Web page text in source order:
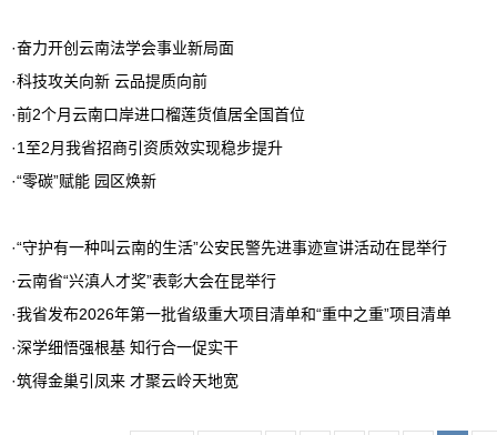
·奋力开创云南法学会事业新局面
·科技攻关向新 云品提质向前
·前2个月云南口岸进口榴莲货值居全国首位
·1至2月我省招商引资质效实现稳步提升
·“零碳”赋能 园区焕新
·“守护有一种叫云南的生活”公安民警先进事迹宣讲活动在昆举行
·云南省“兴滇人才奖”表彰大会在昆举行
·我省发布2026年第一批省级重大项目清单和“重中之重”项目清单
·深学细悟强根基 知行合一促实干
·筑得金巢引凤来 才聚云岭天地宽